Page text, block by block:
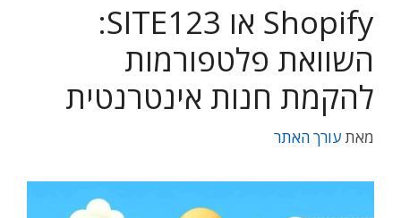
Shopify או SITE123:
השוואת פלטפורמות
להקמת חנות אינטרנטית
מאתעורך האתר